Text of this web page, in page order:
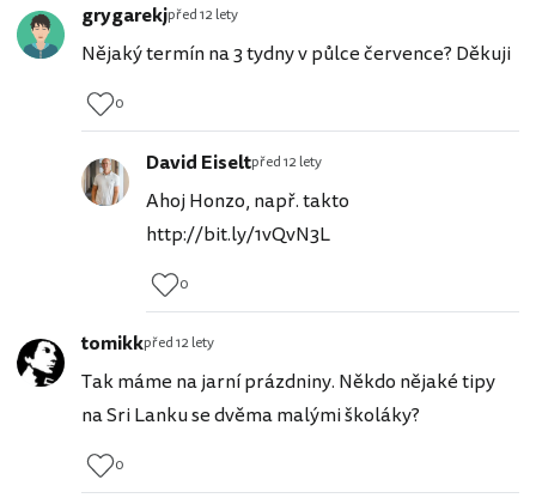
grygarekjpřed 12 lety
Nějaký termín na 3 tydny v půlce července? Děkuji
0
David Eiseltpřed 12 lety
Ahoj Honzo, např. takto
http://bit.ly/1vQvN3L
0
tomikkpřed 12 lety
Tak máme na jarní prázdniny. Někdo nějaké tipy
na Sri Lanku se dvěma malými školáky?
0